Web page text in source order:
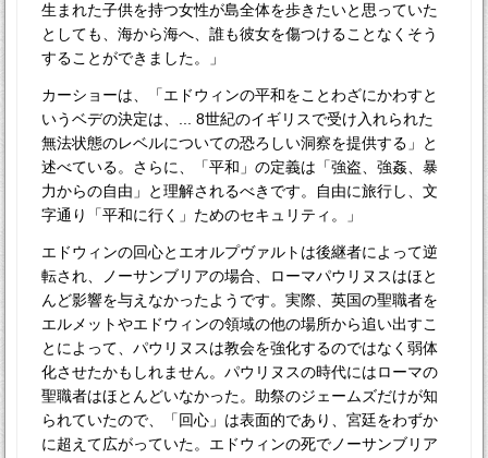
生まれた子供を持つ女性が島全体を歩きたいと思っていた
としても、海から海へ、誰も彼女を傷つけることなくそう
することができました。」
カーショーは、「エドウィンの平和をことわざにかわすと
いうベデの決定は、... 8世紀のイギリスで受け入れられた
無法状態のレベルについての恐ろしい洞察を提供する」と
述べている。さらに、「平和」の定義は「強盗、強姦、暴
力からの自由」と理解されるべきです。自由に旅行し、文
字通り「平和に行く」ためのセキュリティ。」
エドウィンの回心とエオルプヴァルトは後継者によって逆
転され、ノーサンブリアの場合、ローマパウリヌスはほと
んど影響を与えなかったようです。実際、英国の聖職者を
エルメットやエドウィンの領域の他の場所から追い出すこ
とによって、パウリヌスは教会を強化するのではなく弱体
化させたかもしれません。パウリヌスの時代にはローマの
聖職者はほとんどいなかった。助祭のジェームズだけが知
られていたので、「回心」は表面的であり、宮廷をわずか
に超えて広がっていた。エドウィンの死でノーサンブリア